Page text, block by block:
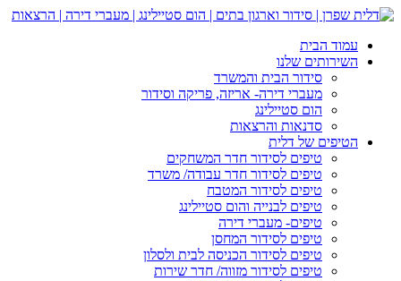
עמוד הבית
השירותים שלנו
סידור הבית והמשרד
מעברי דירה- אריזה, פריקה וסידור
הום סטיילינג
סדנאות והרצאות
הטיפים של דלית
טיפים לסידור חדר המשחקים
טיפים לסידור חדר עבודה/ משרד
טיפים לסידור המטבח
טיפים לבנייה והום סטיילינג
טיפים- מעברי דירה
טיפים לסידור המחסן
טיפים לסידור הכניסה לבית ולסלון
טיפים לסידור מזווה/ חדר שירות